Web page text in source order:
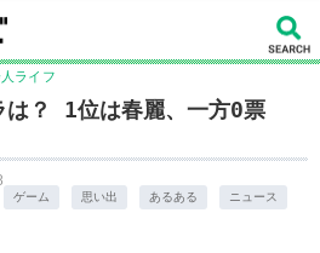
ライフ
は？ 1位は春麗、一方0票
ゲーム 思い出 あるある ニュース